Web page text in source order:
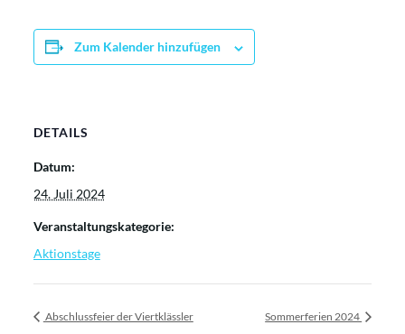
Zum Kalender hinzufügen
DETAILS
Datum:
24. Juli 2024
Veranstaltungskategorie:
Aktionstage
Abschlussfeier der Viertklässler Sommerferien 2024